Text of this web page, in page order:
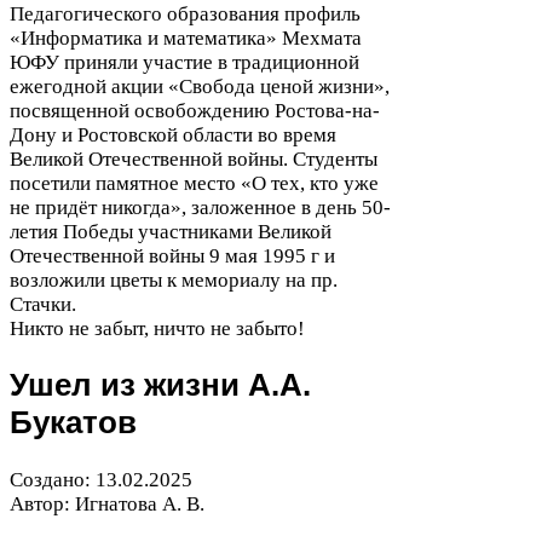
Педагогического образования профиль
«Информатика и математика» Мехмата
ЮФУ приняли участие в традиционной
ежегодной акции «Свобода ценой жизни»,
посвященной освобождению Ростова-​на-​
Дону и Ростовской области во время
Великой Отечественной войны. Студенты
посетили памятное место «О тех, кто уже
не придёт никогда», заложенное в день 50-​
летия Победы участниками Великой
Отечественной войны 9 мая 1995 г и
возложили цветы к мемориалу на пр.
Стачки.
Никто не забыт, ничто не забыто!
Ушел из жизни А.А.
Букатов
Создано: 13.02.2025
Автор: Игнатова А. В.